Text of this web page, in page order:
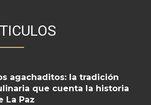
agachaditos: la tradición
que cuenta la historia
La Paz